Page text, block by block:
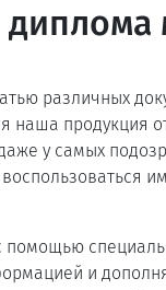
различных
наша продукция
у самых
помощью
и